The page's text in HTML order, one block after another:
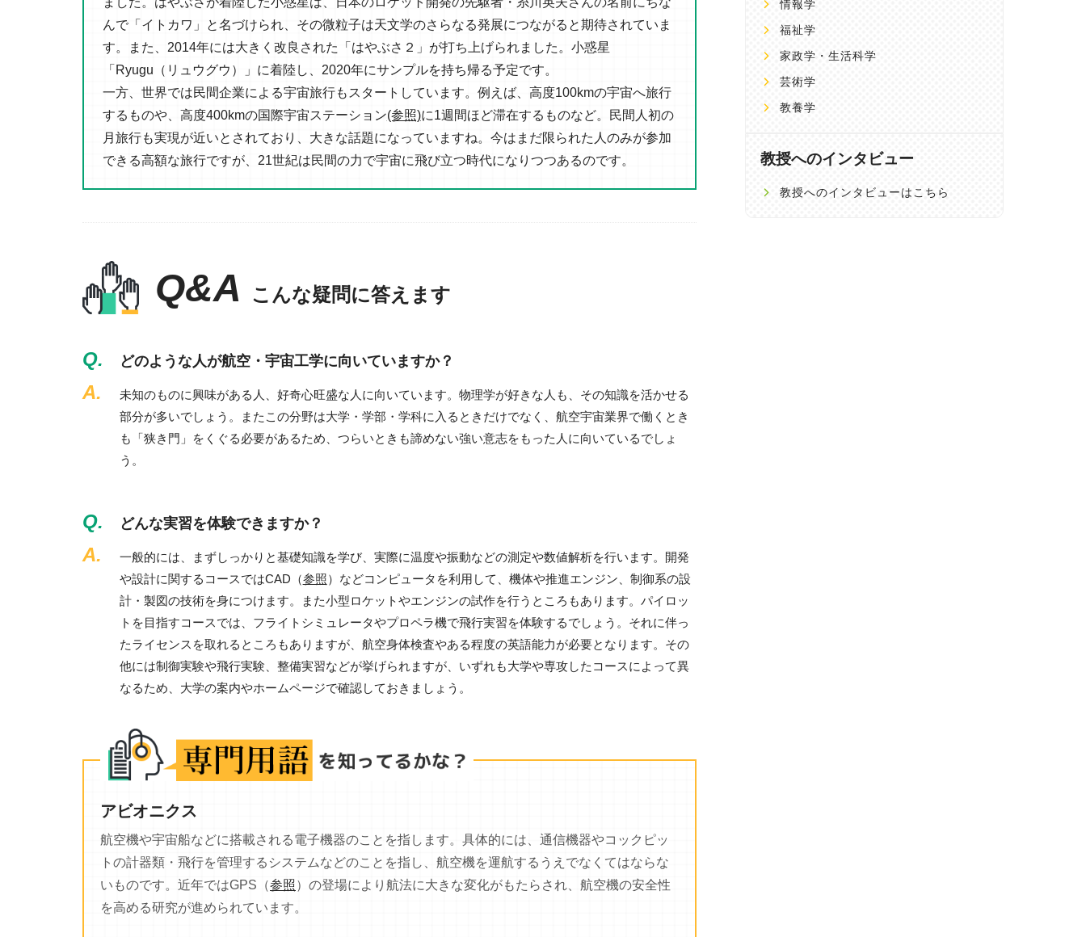
んで「イトカワ」と名づけられ、その微粒子は天文学のさらなる発展につながると期待されていま
す。また、2014年には大きく改良された「はやぶさ２」が打ち上げられました。小惑星
「Ryugu（リュウグウ）」に着陸し、2020年にサンプルを持ち帰る予定です。
一方、世界では民間企業による宇宙旅行もスタートしています。例えば、高度100kmの宇宙へ旅行
するものや、高度400kmの国際宇宙ステーション(参照)に1週間ほど滞在するものなど。民間人初の
月旅行も実現が近いとされており、大きな話題になっていますね。今はまだ限られた人のみが参加
できる高額な旅行ですが、21世紀は民間の力で宇宙に飛び立つ時代になりつつあるのです。
Q&A こんな疑問に答えます
Q. どのような人が航空・宇宙工学に向いていますか？
A.
未知のものに興味がある人、好奇心旺盛な人に向いています。物理学が好きな人も、その知識を活かせる
部分が多いでしょう。またこの分野は大学・学部・学科に入るときだけでなく、航空宇宙業界で働くとき
も「狭き門」をくぐる必要があるため、つらいときも諦めない強い意志をもった人に向いているでしょ
う。
Q. どんな実習を体験できますか？
A.
一般的には、まずしっかりと基礎知識を学び、実際に温度や振動などの測定や数値解析を行います。開発
や設計に関するコースではCAD（参照）などコンピュータを利用して、機体や推進エンジン、制御系の設
計・製図の技術を身につけます。また小型ロケットやエンジンの試作を行うところもあります。パイロッ
トを目指すコースでは、フライトシミュレータやプロペラ機で飛行実習を体験するでしょう。それに伴っ
たライセンスを取れるところもありますが、航空身体検査やある程度の英語能力が必要となります。その
他には制御実験や飛行実験、整備実習などが挙げられますが、いずれも大学や専攻したコースによって異
なるため、大学の案内やホームページで確認しておきましょう。
アビオニクス
航空機や宇宙船などに搭載される電子機器のことを指します。具体的には、通信機器やコックピッ
トの計器類・飛行を管理するシステムなどのことを指し、航空機を運航するうえでなくてはならな
いものです。近年ではGPS（参照）の登場により航法に大きな変化がもたらされ、航空機の安全性
を高める研究が進められています。
情報学
福祉学
家政学・生活科学
芸術学
教養学
教授へのインタビュー
教授へのインタビューはこちら